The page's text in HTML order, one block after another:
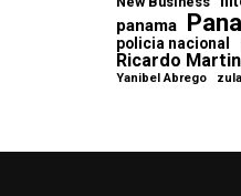
panama
policia nacional
Ricardo
Yanibel Abrego